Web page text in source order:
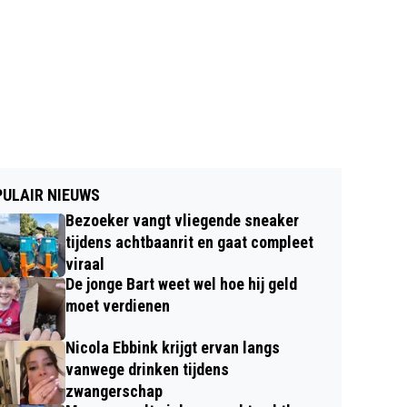
NIEUWS
Bezoeker vangt vliegende sneaker
tijdens achtbaanrit en gaat compleet
viraal
De jonge Bart weet wel hoe hij geld
moet verdienen
Nicola Ebbink krijgt ervan langs
vanwege drinken tijdens
zwangerschap